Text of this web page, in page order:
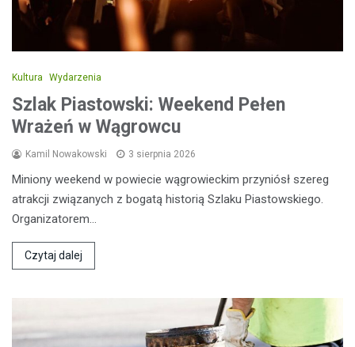
Kultura Wydarzenia
Szlak Piastowski: Weekend Pełen
Wrażeń w Wągrowcu
Kamil Nowakowski 3 sierpnia 2026
Miniony weekend w powiecie wągrowieckim przyniósł szereg
atrakcji związanych z bogatą historią Szlaku Piastowskiego.
Organizatorem…
Czytaj dalej